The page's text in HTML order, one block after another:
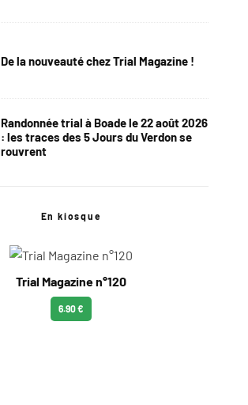
De la nouveauté chez Trial Magazine !
Randonnée trial à Boade le 22 août 2026
: les traces des 5 Jours du Verdon se
rouvrent
En kiosque
Trial Magazine n°120
6.90 €